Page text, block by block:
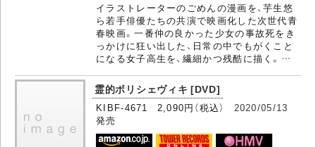
イラストレーターのごめんの漫画を、芋生悠
ら若手俳優たちの共演で映画化した次世代青
春映画。一番仲の良かった少女の事故死をき
っかけに狂い出した、日常の中でもがくこと
になる女子高生を、繊細かつ残酷に描く。…
霊的ボリシェヴィキ [DVD]
KIBF-4671 2,090円（税込） 2020/05/13
発売